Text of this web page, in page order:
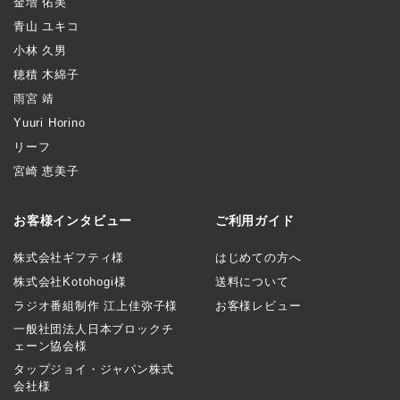
青山 ユキコ
小林 久男
穂積 木綿子
雨宮 靖
Yuuri Horino
リーフ
宮崎 恵美子
お客様インタビュー
株式会社ギフティ様
株式会社Kotohogi様
ラジオ番組制作 江上佳弥子様
一般社団法人日本ブロックチ
ェーン協会様
タップジョイ・ジャパン株式
会社様
ご利用ガイド
はじめての方へ
送料について
お客様レビュー